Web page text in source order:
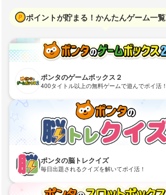
ポイントが貯まる！かんたんゲーム一覧
ポンタのゲームボックス２
400タイトル以上の無料ゲームで遊んでポイ活！
ポンタの脳トレクイズ
毎日出題されるクイズを解いてポイ活！